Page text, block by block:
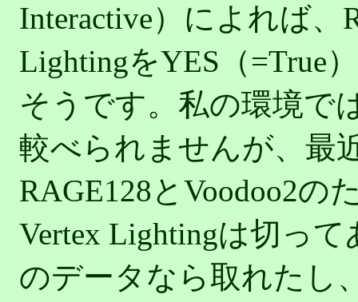
Interactive）によれば、
LightingをYES（=True
そうです。私の環境で
較べられませんが、最
RAGE128とVoodoo2の
Vertex Lightingは切っ
のデータなら取れたし